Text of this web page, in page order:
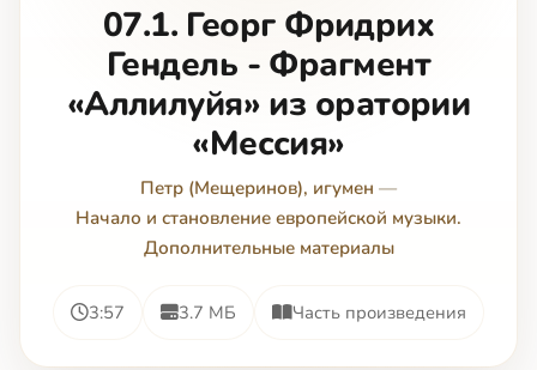
07.1. Георг Фридрих
Гендель - Фрагмент
«Аллилуйя» из оратории
«Мессия»
Петр (Мещеринов), игумен —
Начало и становление европейской музыки.
Дополнительные материалы
3:57 3.7 МБ Часть произведения